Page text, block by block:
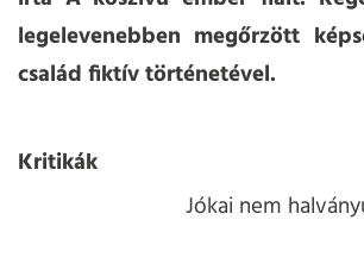
legelevenebben megőrzött
család fiktív történetével.
Kritikák
Jókai nem